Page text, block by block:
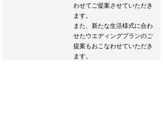
わせてご提案させていただき
ます。
また、新たな生活様式に合わ
せたウエディングプランのご
提案もおこなわせていただき
ます。